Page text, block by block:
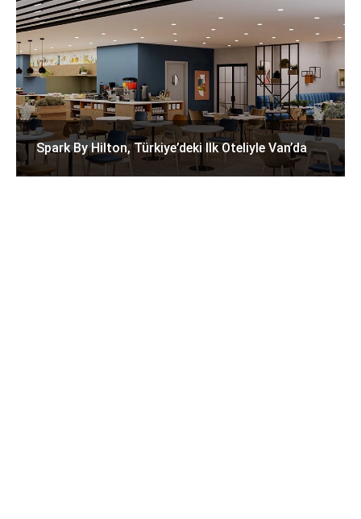
Spark By Hilton, Türkiye’deki Ilk Oteliyle Van’da